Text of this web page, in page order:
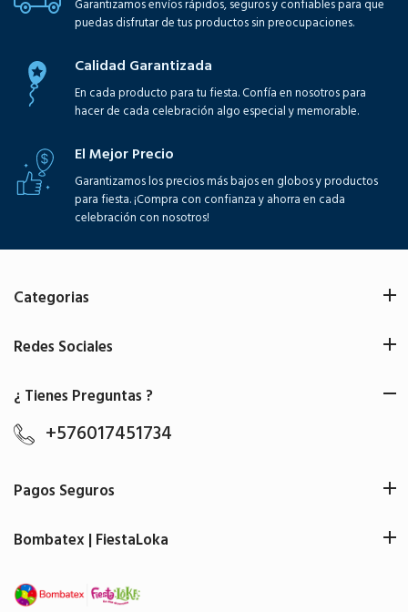
Garantizamos envíos rápidos, seguros y confiables para que
puedas disfrutar de tus productos sin preocupaciones.
Calidad Garantizada
En cada producto para tu fiesta. Confía en nosotros para
hacer de cada celebración algo especial y memorable.
El Mejor Precio
Garantizamos los precios más bajos en globos y productos
para fiesta. ¡Compra con confianza y ahorra en cada
celebración con nosotros!
Categorias
Redes Sociales
¿ Tienes Preguntas ?
+576017451734
Pagos Seguros
Bombatex | FiestaLoka